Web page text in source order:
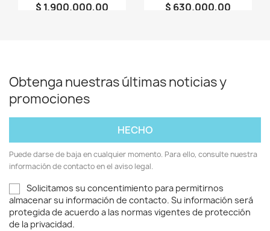
$ 1.900.000,00 $ 630.000,00
Obtenga nuestras últimas noticias y
promociones
Puede darse de baja en cualquier momento. Para ello, consulte nuestra
información de contacto en el aviso legal.
Solicitamos su concentimiento para permitirnos
almacenar su información de contacto. Su información será
protegida de acuerdo a las normas vigentes de protección
de la privacidad.